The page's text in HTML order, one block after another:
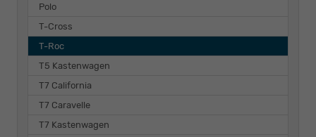
Polo
T-Cross
T-Roc
T5 Kastenwagen
T7 California
T7 Caravelle
T7 Kastenwagen